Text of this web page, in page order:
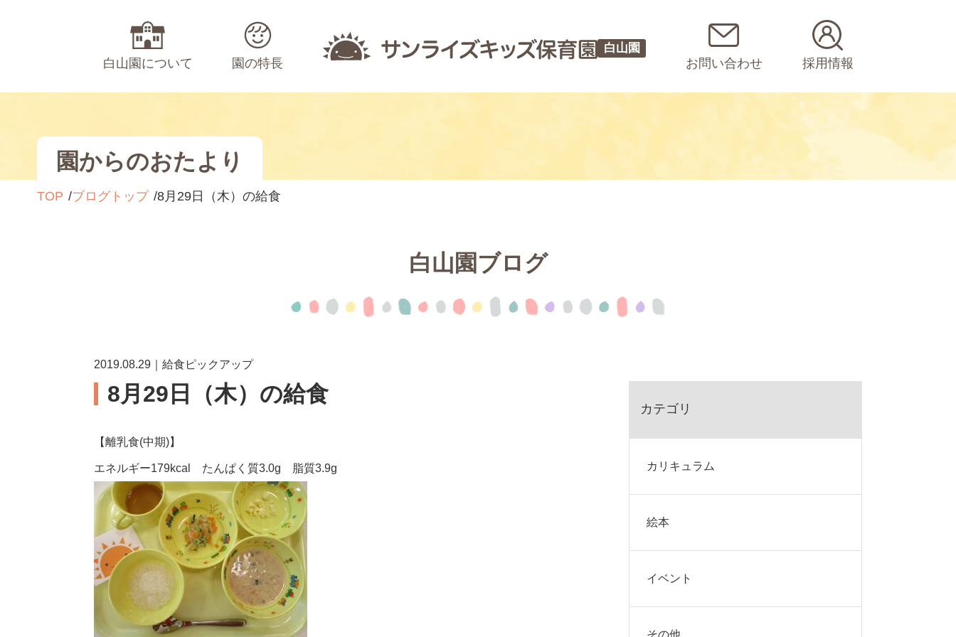
白山園について 園の特長
白山園
お問い合わせ 採用情報
園からのおたより
TOP ブログトップ 8月29日（木）の給食
白山園ブログ
2019.08.29｜給食ピックアップ
8月29日（木）の給食
【離乳食(中期)】
エネルギー179kcal たんぱく質3.0g 脂質3.9g
カテゴリ
カリキュラム
絵本
イベント
その他